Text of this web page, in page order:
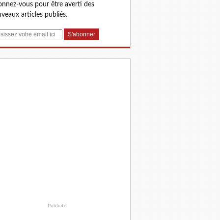
vous pour être averti des
articles publiés.
Publicité